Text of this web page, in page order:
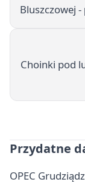
Bluszczowej
Choinki pod
Przydatne
OPEC